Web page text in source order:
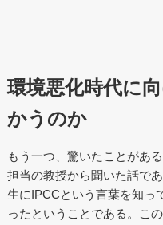
環境悪化時代に
かうのか
もう一つ、驚いたことがあ
担当の教授から聞いた話で
生にIPCCという言葉を知っ
ったということである。こ